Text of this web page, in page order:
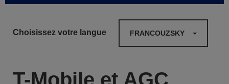
Choisissez votre langue FRANCOUZSKY
T-Mobile et AGC